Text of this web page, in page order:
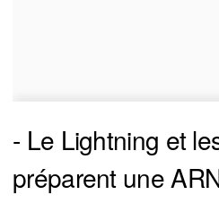
- Le Lightning et
préparent une